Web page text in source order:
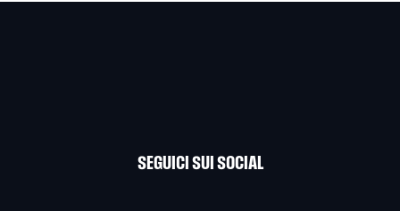
SEGUICI SUI SOCIAL